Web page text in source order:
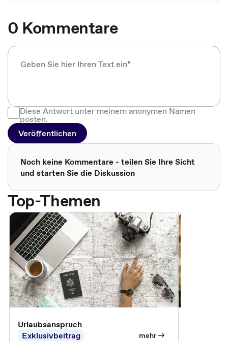
0 Kommentare
Diese Antwort unter meinem anonymen Namen
posten.
Veröffentlichen
Noch keine Kommentare - teilen Sie Ihre Sicht
und starten Sie die Diskussion
Top-Themen
Urlaubsanspruch
Exklusivbeitrag
mehr